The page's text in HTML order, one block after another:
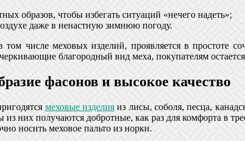
образов, чтобы избегать ситуаций «нечего надеть»;
даже в ненастную зимнюю погоду.
числе меховых изделий, проявляется в простоте
благородный вид меха, покупателям
фасонов и высокое качество
меховые изделия из лисы, соболя, песца,
них получаются добротные, как раз для комфорта в
носить меховое пальто из норки.